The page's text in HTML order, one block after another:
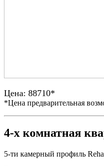
Цена: 88710*
*Цена предварительная
4-х комнатная
5-ти камерный профиль